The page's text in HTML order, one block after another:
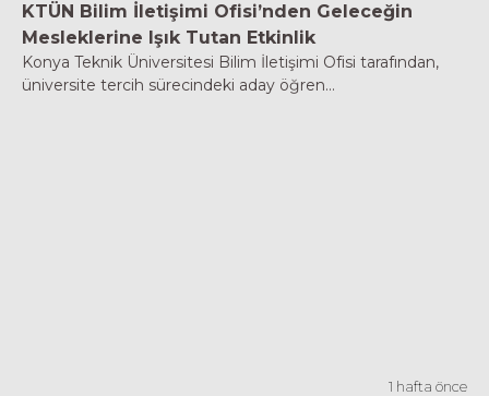
KTÜN Bilim İletişimi Ofisi’nden Geleceğin
Mesleklerine Işık Tutan Etkinlik
Konya Teknik Üniversitesi Bilim İletişimi Ofisi tarafından,
üniversite tercih sürecindeki aday öğren...
1 hafta önce